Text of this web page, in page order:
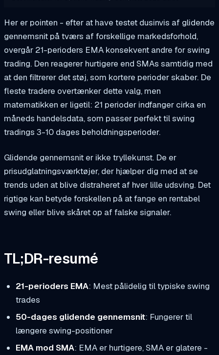
Her er pointen - efter at have testet dusinvis af glidende
gennemsnit på tværs af forskellige markedsforhold,
overgår 21-perioders EMA konsekvent andre for swing
trading. Den reagerer hurtigere end SMAs samtidig med
at den filtrerer det støj, som kortere perioder skaber. De
fleste tradere overtænker dette valg, men
matematikken er ligetil: 21 perioder indfanger cirka en
måneds handelsdata, som passer perfekt til swing
tradings 3-10 dages beholdningsperioder.
Glidende gennemsnit er ikke tryllekunst. De er
prisudglatningsværktøjer, der hjælper dig med at se
trends uden at blive distraheret af hver lille udsving. Det
rigtige kan betyde forskellen på at fange en rentabel
swing eller blive skåret op af falske signaler.
TL;DR-resumé
21-perioders EMA: Mest pålidelig til typiske swing
trades
50-dages glidende gennemsnit: Fungerer til
længere swing-positioner
EMA mod SMA: EMA er hurtigere, SMA er glatere -